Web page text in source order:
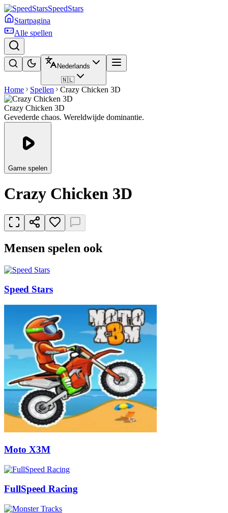
SpeedStars
Startpagina
Alle spellen
Nederlands
🇳🇱
Home Spellen Crazy Chicken 3D
Crazy Chicken 3D
Gevederde chaos. Wereldwijde dominantie.
Game spelen
Crazy Chicken 3D
Mensen spelen ook
Speed Stars
Moto X3M
FullSpeed Racing